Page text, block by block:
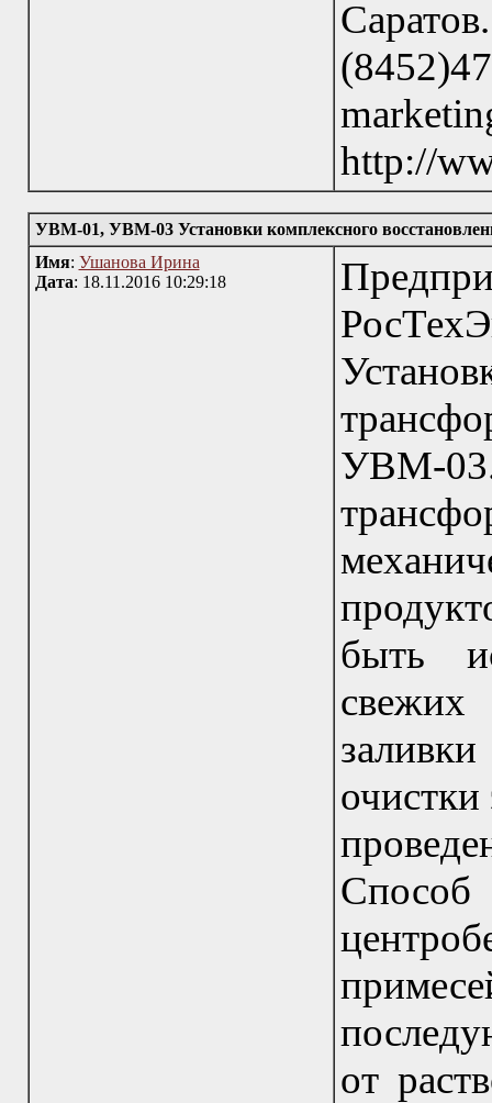
http://
УВМ-01, УВМ-03 Установки комплексного
Имя: Ушанова Ирина
Дата: 18.11.2016 10:29:18
УВМ-
быть
свежих
от